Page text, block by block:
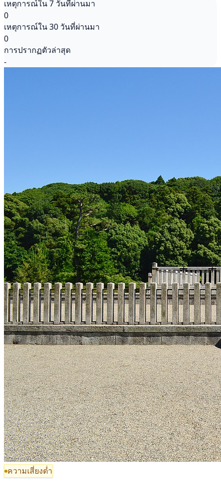
เหตุการณ์ใน 7 วันที่ผ่านมา
0
เหตุการณ์ใน 30 วันที่ผ่านมา
0
การปรากฏตัวล่าสุด
-
ความเสี่ยงต่ำ